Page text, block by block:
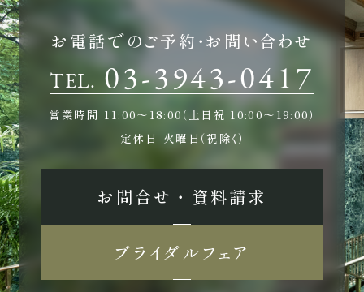
お電話でのご予約・お問い合わせ
TEL. 03-3943-0417
営業時間 11:00〜18:00（土日祝 10:00〜19:00）
定休日 火曜日（祝除く）
お問合せ ・ 資料請求
ブライダルフェア